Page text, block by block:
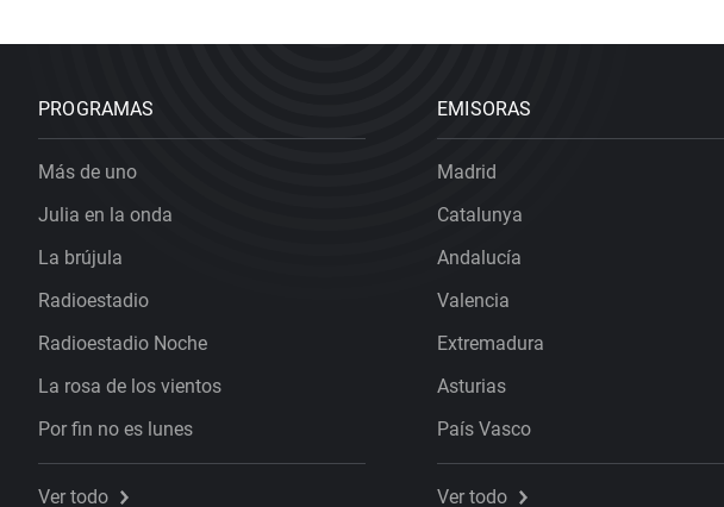
PROGRAMAS
Más de uno
Julia en la onda
La brújula
Radioestadio
Radioestadio Noche
La rosa de los vientos
Por fin no es lunes
Ver todo
EMISORAS
Madrid
Catalunya
Andalucía
Valencia
Extremadura
Asturias
País Vasco
Ver todo